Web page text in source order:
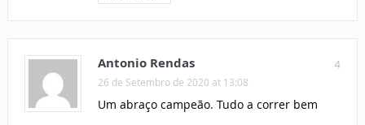
4
Antonio Rendas
26 de Setembro de 2020 at 13:08
Um abraço campeão. Tudo a correr bem